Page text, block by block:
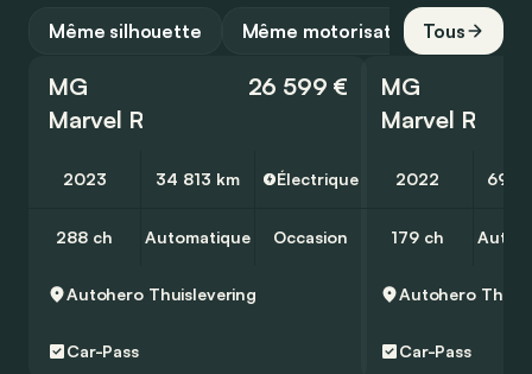
Même silhouette Même motorisation Tous
MG
Marvel R
26 599 €
2023 34 813 km Électrique
288 ch Automatique Occasion
Autohero Thuislevering
Car-Pass
MG
Marvel R
2022 69
179 ch
Autohero
Car-Pass